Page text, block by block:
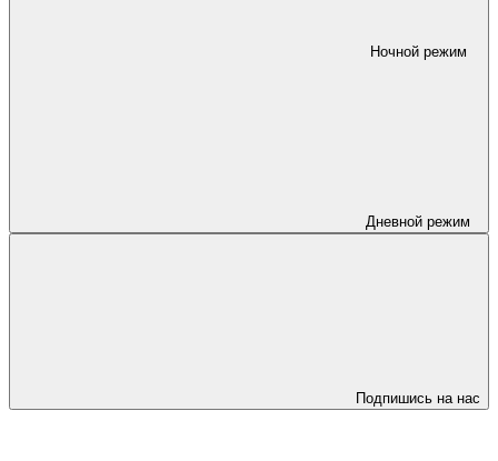
Ночной режим
Дневной режим
Подпишись на нас